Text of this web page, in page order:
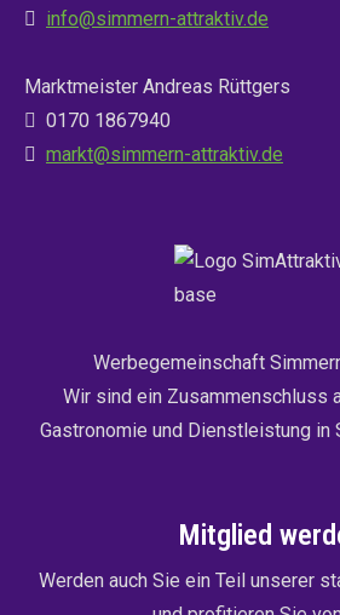
info@simmern-attraktiv.de
Marktmeister Andreas Rüttgers
0170 1867940
markt@simmern-attraktiv.de
Werbegemeinschaft
Wir sind ein Zusammenschluss
Gastronomie und Dienstleistung in
Mitglied
Werden auch Sie ein Teil unserer